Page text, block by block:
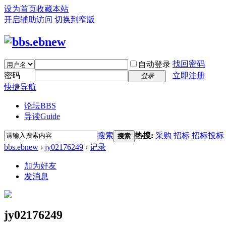
设为首页收藏本站
开启辅助访问 切换到窄版
自动登录 找回密码
密码
登录
立即注册
快捷导航
论坛BBS
导读Guide
搜索 搜索 热搜: 采购 招标 招标投标
bbs.ebnew › jy02176249 › 记录
加为好友
发消息
jy02176249